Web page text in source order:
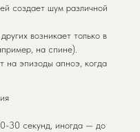
создает шум различной
возникает только в
на спине).
на эпизоды апноэ, когда
30 секунд, иногда — до